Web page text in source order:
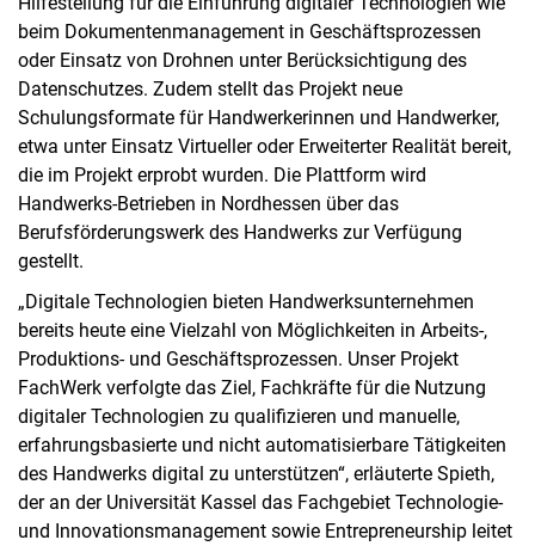
beim Dokumentenmanagement in Geschäftsprozessen
oder Einsatz von Drohnen unter Berücksichtigung des
Datenschutzes. Zudem stellt das Projekt neue
Schulungsformate für Handwerkerinnen und Handwerker,
etwa unter Einsatz Virtueller oder Erweiterter Realität bereit,
die im Projekt erprobt wurden. Die Plattform wird
Handwerks-Betrieben in Nordhessen über das
Berufsförderungswerk des Handwerks zur Verfügung
gestellt.
„Digitale Technologien bieten Handwerksunternehmen
bereits heute eine Vielzahl von Möglichkeiten in Arbeits-,
Produktions- und Geschäftsprozessen. Unser Projekt
FachWerk verfolgte das Ziel, Fachkräfte für die Nutzung
digitaler Technologien zu qualifizieren und manuelle,
erfahrungsbasierte und nicht automatisierbare Tätigkeiten
des Handwerks digital zu unterstützen“, erläuterte Spieth,
der an der Universität Kassel das Fachgebiet Technologie-
und Innovationsmanagement sowie Entrepreneurship leitet